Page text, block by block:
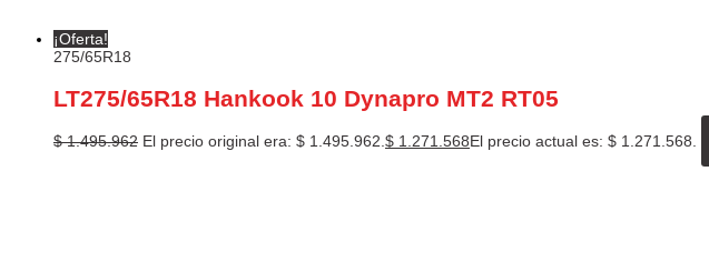
¡Oferta!
275/65R18
LT275/65R18 Hankook 10 Dynapro MT2 RT05
$1.495.962 El precio original era: $ 1.495.962. $ 1.271.568El precio actual es: $ 1.271.568.